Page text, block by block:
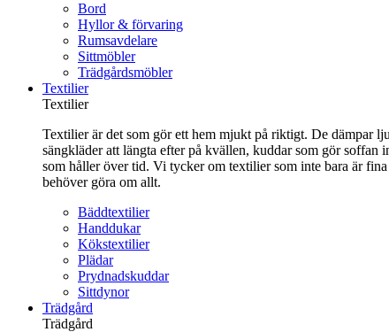
Bord
Hyllor & förvaring
Rumsavdelare
Sittmöbler
Trädgårdsmöbler
Textilier
Textilier
Textilier är det som gör ett hem mjukt på riktigt. De dämpar
sängkläder att längta efter på kvällen, kuddar som gör
som håller över tid. Vi tycker om textilier som inte bara är
behöver göra om allt.
Bäddtextilier
Handdukar
Kökstextilier
Plädar
Prydnadskuddar
Sittdynor
Trädgård
Trädgård